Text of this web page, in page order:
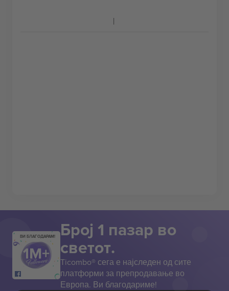
ВИ БЛАГОДАРАМ! Број 1 пазар во
светот.
Ticombo® сега е најследен од сите
платформи за препродавање во
Европа. Ви благодариме!